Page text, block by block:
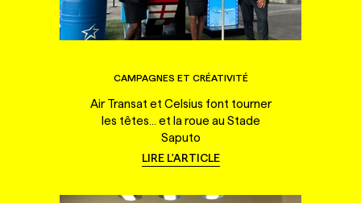
CAMPAGNES ET CRÉATIVITÉ
Air Transat et Celsius font tourner
les têtes... et la roue au Stade
Saputo
LIRE L'ARTICLE